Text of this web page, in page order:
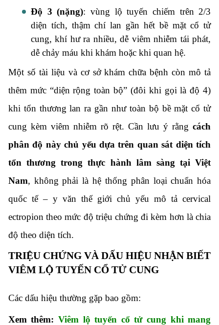
Độ 3 (nặng): vùng lộ tuyến chiếm trên 2/3
diện tích, thậm chí lan gần hết bề mặt cổ tử
cung, khí hư ra nhiều, dễ viêm nhiễm tái phát,
dễ chảy máu khi khám hoặc khi quan hệ.
Một số tài liệu và cơ sở khám chữa bệnh còn mô tả
thêm mức “diện rộng toàn bộ” (đôi khi gọi là độ 4)
khi tổn thương lan ra gần như toàn bộ bề mặt cổ tử
cung kèm viêm nhiễm rõ rệt. Cần lưu ý rằngcách
phân độ này chủ yếu dựa trên quan sát diện tích
tổn thương trong thực hành lâm sàng tại Việt
Nam, không phải là hệ thống phân loại chuẩn hóa
quốc tế – y văn thế giới chủ yếu mô tả cervical
ectropion theo mức độ triệu chứng đi kèm hơn là chia
độ theo diện tích.
TRIỆU CHỨNG VÀ DẤU HIỆU NHẬN BIẾT
VIÊM LỘ TUYẾN CỔ TỬ CUNG
Các dấu hiệu thường gặp bao gồm:
Xem thêm: Viêm lộ tuyến cổ tử cung khi mang